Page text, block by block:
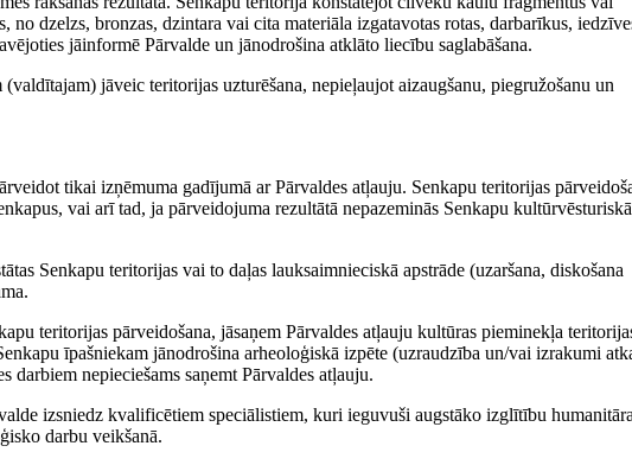
no dzelzs, bronzas, dzintara vai cita materiāla izgatavotas rotas, darbarīkus,
jāinformē Pārvalde un jānodrošina atklāto liecību saglabāšana.
jāveic teritorijas uzturēšana, nepieļaujot aizaugšanu, piegružošanu un
tikai izņēmuma gadījumā ar Pārvaldes atļauju. Senkapu teritorijas
vai arī tad, ja pārveidojuma rezultātā nepazeminās Senkapu kultūrvēsturiskā
Senkapu teritorijas vai to daļas lauksaimnieciskā apstrāde (uzaršana, diskošana
teritorijas pārveidošana, jāsaņem Pārvaldes atļauju kultūras pieminekļa
īpašniekam jānodrošina arheoloģiskā izpēte (uzraudzība un/vai izrakumi
nepieciešams saņemt Pārvaldes atļauju.
izsniedz kvalificētiem speciālistiem, kuri ieguvuši augstāko izglītību
darbu veikšanā.